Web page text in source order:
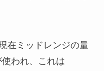
在ミッドレンジの量
われ、これは